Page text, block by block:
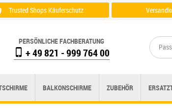
Trusted Shops Käuferschutz
PERSÖNLICHE FACHBERATUNG
+ 49 821 - 999 764 00
BALKONSCHIRME ZUBEHÖR